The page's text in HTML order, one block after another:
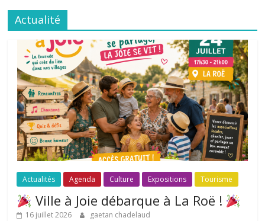
Actualité
Actualités Agenda Culture Expositions Tourisme
Ville à Joie débarque à La Roë !
16 juillet 2026 gaetan chadelaud